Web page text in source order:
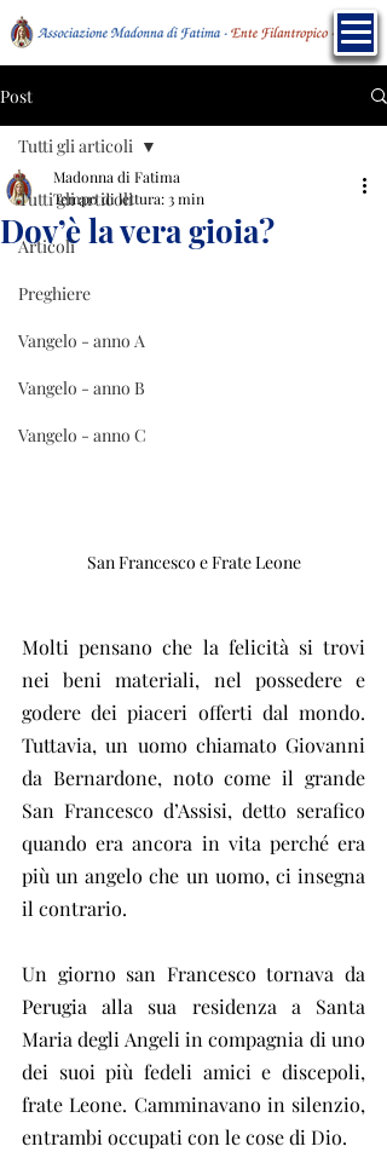
Post
Tutti gli articoli
Articoli
Preghiere
Vangelo - anno A
Vangelo - anno B
Vangelo - anno C
Tutti gli articoli
Dov’è la vera gioia?
Madonna di Fatima
Tempo di lettura: 3 min
San Francesco e Frate Leone
Molti pensano che la felicità si trovi
nei beni materiali, nel possedere e
godere dei piaceri offerti dal mondo.
Tuttavia, un uomo chiamato Giovanni
da Bernardone, noto come il grande
San Francesco d’Assisi, detto serafico
quando era ancora in vita perché era
più un angelo che un uomo, ci insegna
il contrario.
Un giorno san Francesco tornava da
Perugia alla sua residenza a Santa
Maria degli Angeli in compagnia di uno
dei suoi più fedeli amici e discepoli,
frate Leone. Camminavano in silenzio,
entrambi occupati con le cose di Dio.